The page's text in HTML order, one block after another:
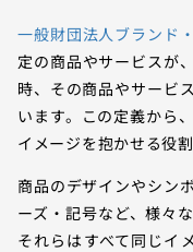
一般財団法人ブランド
定の商品やサービスが
時、その商品やサービ
います。この定義から
イメージを抱かせる役
商品のデザインやシン
ーズ・記号など、様々
それらはすべて同じイ